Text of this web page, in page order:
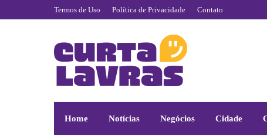
Termos de Uso Política de Privacidade Contato
Home Notícias Negócios Cidade